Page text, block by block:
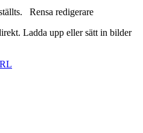
Rensa redigerare
Ladda upp eller sätt in bilder